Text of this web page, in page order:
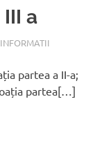
a
INFORMATII
partea a II-a;
partea[…]